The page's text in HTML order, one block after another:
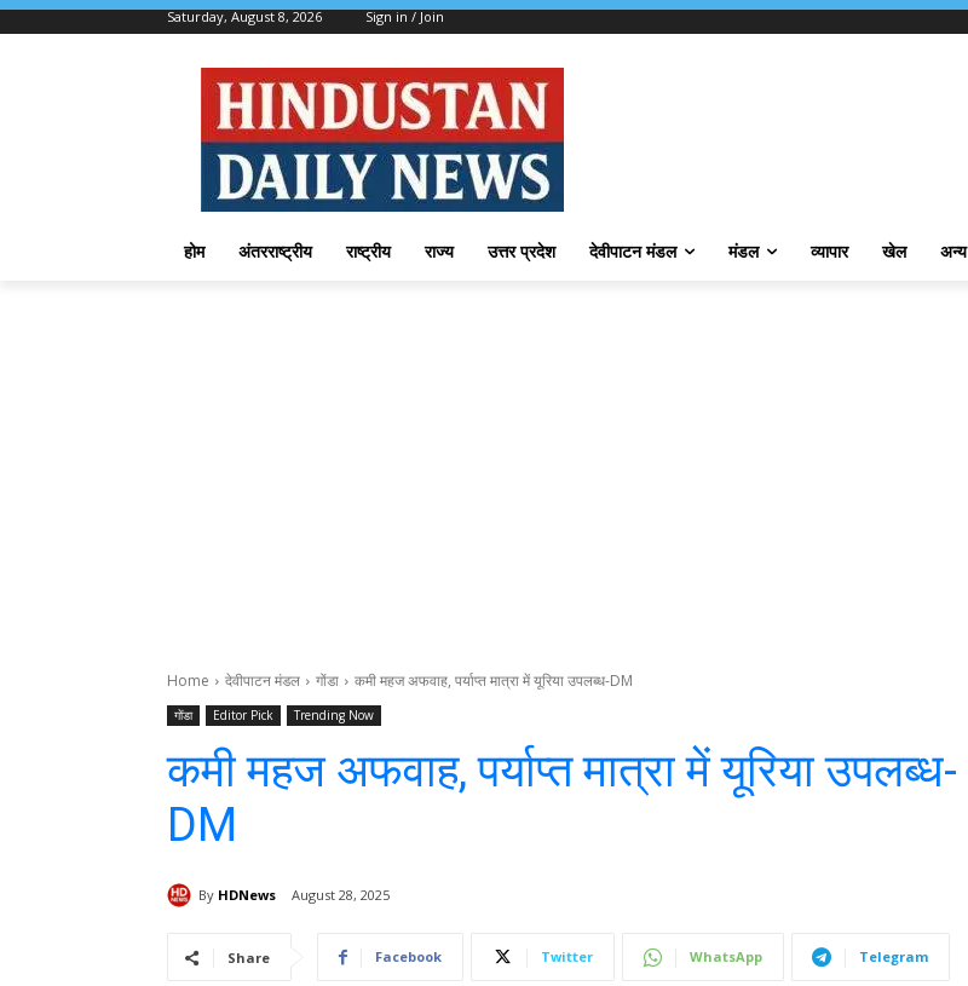
Saturday, August 8, 2026 Sign in / Join
होम अंतरराष्ट्रीय राष्ट्रीय राज्य उत्तर प्रदेश देवीपाटन मंडल मंडल व्यापार खेल अन्य
Home देवीपाटन मंडल गोंडा कमी महज अफवाह, पर्याप्त मात्रा में यूरिया उपलब्ध-DM
गोंडा Editor Pick Trending Now
कमी महज अफवाह, पर्याप्त मात्रा में यूरिया उपलब्ध-
DM
By HDNews August 28, 2025
Share Facebook Twitter WhatsApp Telegram